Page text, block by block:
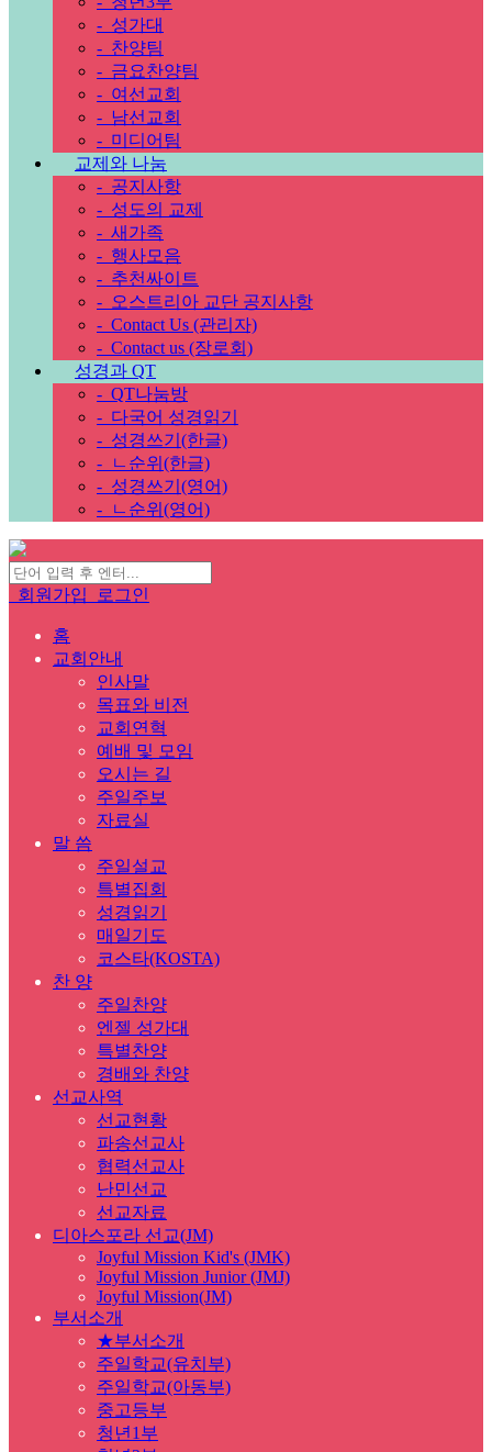
- 성가대
- 찬양팀
- 금요찬양팀
- 여선교회
- 남선교회
- 미디어팀
교제와 나눔
- 공지사항
- 성도의 교제
- 새가족
- 행사모음
- 추천싸이트
- 오스트리아 교단 공지사항
- Contact Us (관리자)
- Contact us (장로회)
성경과 QT
- QT나눔방
- 다국어 성경읽기
- 성경쓰기(한글)
-
ㄴ순위(한글)
- 성경쓰기(영어)
-
ㄴ순위(영어)
회원가입 로그인
홈
교회안내
인사말
목표와 비전
교회연혁
예배 및 모임
오시는 길
주일주보
자료실
말 씀
주일설교
특별집회
성경읽기
매일기도
코스타(KOSTA)
찬 양
주일찬양
엔젤 성가대
특별찬양
경배와 찬양
선교사역
선교현황
파송선교사
협력선교사
난민선교
선교자료
디아스포라 선교(JM)
Joyful Mission Kid's (JMK)
Joyful Mission Junior (JMJ)
Joyful Mission(JM)
부서소개
★부서소개
주일학교(유치부)
주일학교(아동부)
중고등부
청년1부